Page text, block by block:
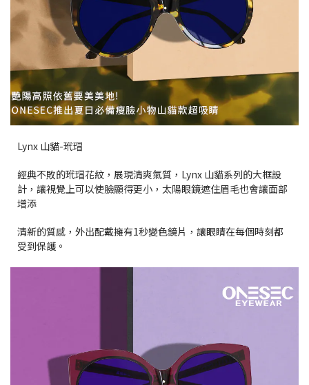
Lynx 山貓-玳瑁
經典不敗的玳瑁花紋，展現清爽氣質，Lynx 山貓系列的大框設
計，讓視覺上可以使臉顯得更小，太陽眼鏡遮住眉毛也會讓面部
增添
清新的質感，外出配戴擁有1秒變色鏡片，讓眼睛在每個時刻都
受到保護。